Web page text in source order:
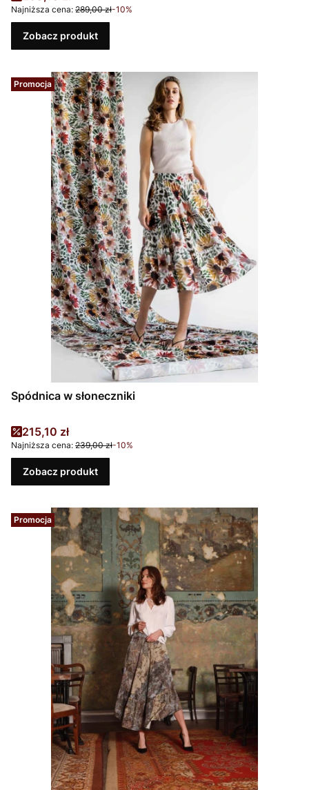
Najniższa cena: 289,00 zł-10%
Zobacz produkt
Promocja
Spódnica w słoneczniki
Cena promocyjna
215,10 zł
Najniższa cena: 239,00 zł-10%
Zobacz produkt
Promocja